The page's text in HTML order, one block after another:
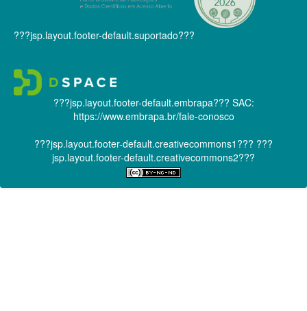
???jsp.layout.footer-default.suportado???
???jsp.layout.footer-default.embrapa??? SAC:
https://www.embrapa.br/fale-conosco
???jsp.layout.footer-default.creativecommons1??? ???
jsp.layout.footer-default.creativecommons2???